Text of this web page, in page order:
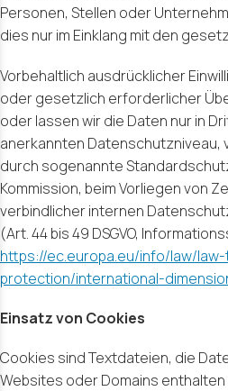
Personen, Stellen oder
dies nur im Einklang mit den
Vorbehaltlich ausdrücklicher
oder gesetzlich erforderlicher
oder lassen wir die Daten nur in
anerkannten Datenschutzniveau,
durch sogenannte
Kommission, beim Vorliegen von
verbindlicher internen
(Art. 44 bis 49 DSGVO,
https://ec.europa.eu/info/law/
protection/international-
Einsatz von Cookies
Cookies sind Textdateien, die
Websites oder Domains